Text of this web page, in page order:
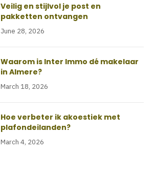
Veilig en stijlvol je post en
pakketten ontvangen
June 28, 2026
Waarom is Inter Immo dé makelaar
in Almere?
March 18, 2026
Hoe verbeter ik akoestiek met
plafondeilanden?
March 4, 2026